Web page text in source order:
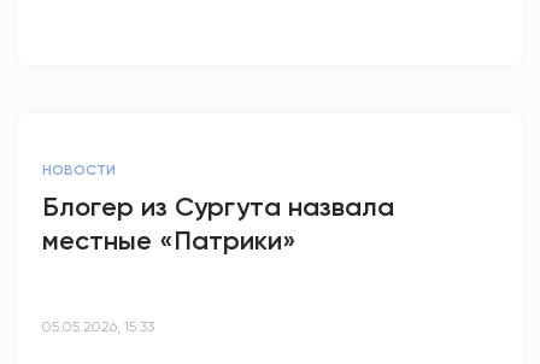
НОВОСТИ
Блогер из Сургута назвала
местные «Патрики»
05.05.2026, 15:33